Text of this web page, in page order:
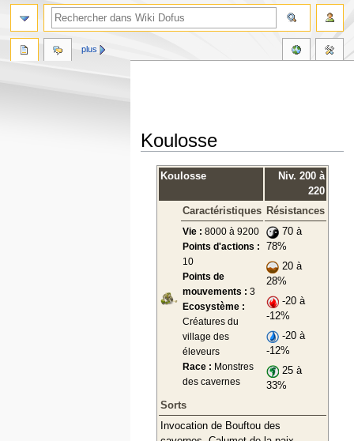
Koulosse
navigation
recherche
Koulosse
Niv. 200 à
220
Caractéristiques
Résistances
Vie : 8000 à 9200
Points d'actions :
10
Points de
mouvements : 3
Ecosystème :
Créatures du
village des
éleveurs
Race : Monstres
des cavernes
70 à
78%
20 à
28%
-20 à
-12%
-20 à
-12%
25 à
33%
Sorts
Invocation de Bouftou des
plus